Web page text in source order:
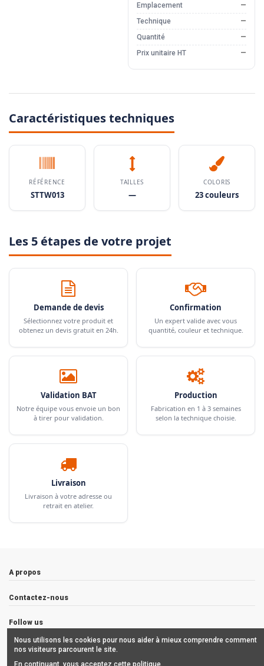
Emplacement
—
Technique
—
Quantité
—
Prix unitaire HT
—
Caractéristiques techniques
RÉFÉRENCE
STTW013
TAILLES
—
COLORIS
23 couleurs
Les 5 étapes de votre projet
Demande de devis
Sélectionnez votre produit et
obtenez un devis gratuit en 24h.
Confirmation
Un expert valide avec vous
quantité, couleur et technique.
Validation BAT
Notre équipe vous envoie un bon
à tirer pour validation.
Production
Fabrication en 1 à 3 semaines
selon la technique choisie.
Livraison
Livraison à votre adresse ou
retrait en atelier.
A propos
Contactez-nous
Follow us
Newsletter
Nous utilisons les cookies pour nous aider à mieux comprendre comment
nos visiteurs parcourent le site.